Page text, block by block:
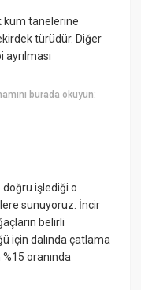
kum tanelerine
türüdür. Diğer
burada okuyun:
işlediği o
sunuyoruz. İncir
belirli
için dalında çatlama
oranında